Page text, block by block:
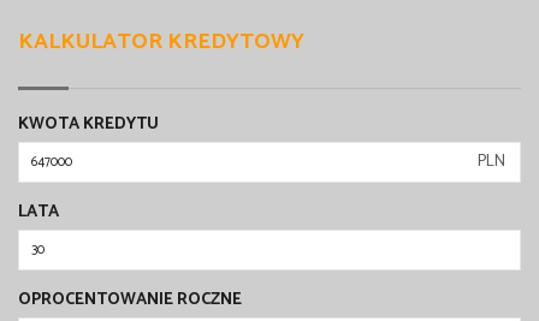
KALKULATOR KREDYTOWY
KWOTA KREDYTU
PLN
LATA
OPROCENTOWANIE ROCZNE